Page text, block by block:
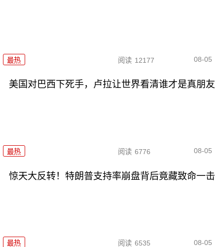
最热 阅读 12177 08-05
美国对巴西下死手，卢拉让世界看清谁才是真朋友
最热 阅读 6776 08-05
惊天大反转！特朗普支持率崩盘背后竟藏致命一击
最热 阅读 6535 08-05